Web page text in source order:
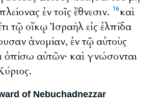
ἐν τοῖς ἔθνεσιν.
16καὶ
τῷ οἴκῳ Ἰσραὴλ εἰς ἐλπίδα
ἀνομίαν, ἐν τῷ αὐτοὺς
ὀπίσω αὐτῶν· καὶ γνώσονται
of Nebuchadnezzar